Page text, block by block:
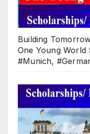
Building
One Young World
#Munich,